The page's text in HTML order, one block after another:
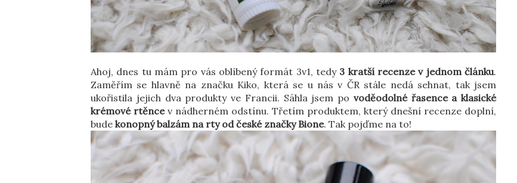
Ahoj, dnes tu mám pro vás oblíbený formát 3v1, tedy 3 kratší recenze v jednom článku.
Zaměřím se hlavně na značku Kiko, která se u nás v ČR stále nedá sehnat, tak jsem
ukořistila jejich dva produkty ve Francii. Sáhla jsem po voděodolné řasence a klasické
krémové rtěncev nádherném odstínu. Třetím produktem, který dnešní recenze doplní,
bude konopný balzám na rty od české značky Bione. Tak pojďme na to!